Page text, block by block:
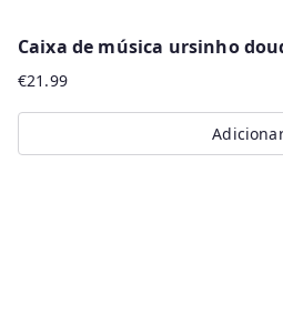
Caixa de música ursinho
€21.99